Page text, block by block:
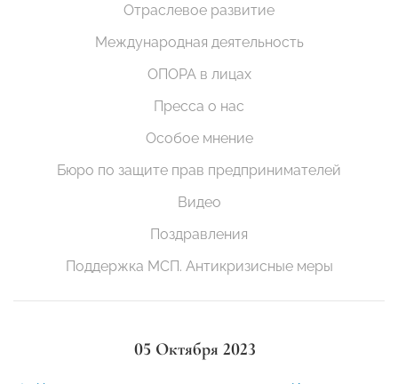
Отраслевое развитие
Международная деятельность
ОПОРА в лицах
Пресса о нас
Особое мнение
Бюро по защите прав предпринимателей
Видео
Поздравления
Поддержка МСП. Антикризисные меры
05 Октября 2023